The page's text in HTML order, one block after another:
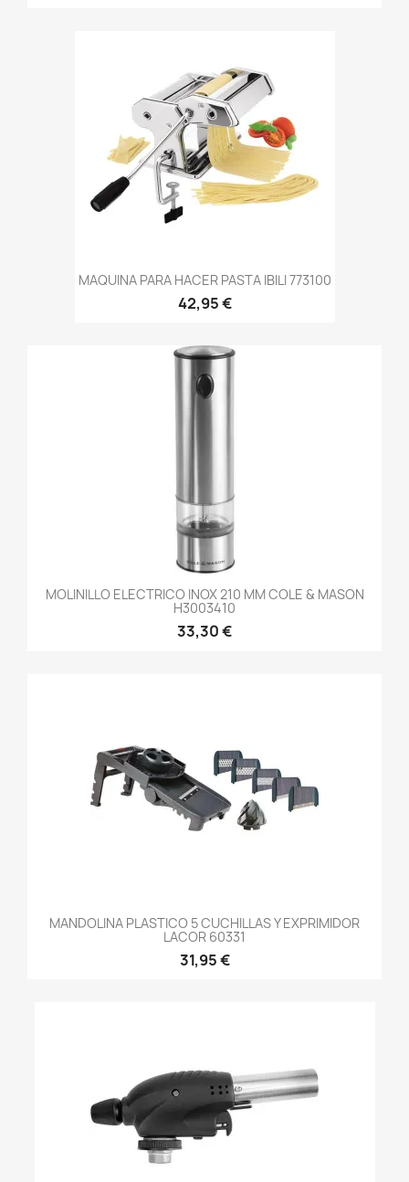
MAQUINA PARA HACER PASTA IBILI 773100
42,95 €
MOLINILLO ELECTRICO INOX 210 MM COLE & MASON
H3003410
33,30 €
MANDOLINA PLASTICO 5 CUCHILLAS Y EXPRIMIDOR
LACOR 60331
31,95 €